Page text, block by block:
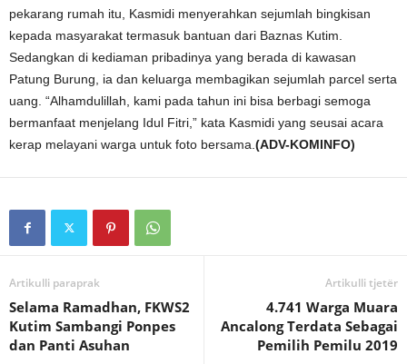
pekarang rumah itu, Kasmidi menyerahkan sejumlah bingkisan
kepada masyarakat termasuk bantuan dari Baznas Kutim.
Sedangkan di kediaman pribadinya yang berada di kawasan
Patung Burung, ia dan keluarga membagikan sejumlah parcel serta
uang. “Alhamdulillah, kami pada tahun ini bisa berbagi semoga
bermanfaat menjelang Idul Fitri,” kata Kasmidi yang seusai acara
kerap melayani warga untuk foto bersama. (ADV-KOMINFO)
Artikulli paraprak
Selama Ramadhan, FKWS2
Kutim Sambangi Ponpes
dan Panti Asuhan
Artikulli tjetër
4.741 Warga Muara
Ancalong Terdata Sebagai
Pemilih Pemilu 2019